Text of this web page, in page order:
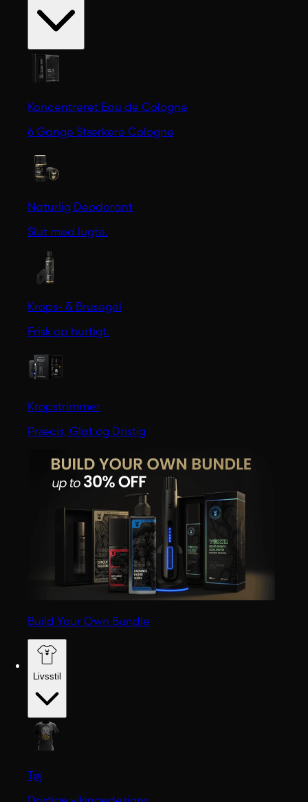
Koncentreret Eau de Cologne
6 Gange Stærkere Cologne
Naturlig Deodorant
Slut med lugte.
Krops- & Brusegel
Frisk op hurtigt.
Kropstrimmer
Præcis, Glat og Dristig
Build Your Own Bundle
Livsstil
Tøj